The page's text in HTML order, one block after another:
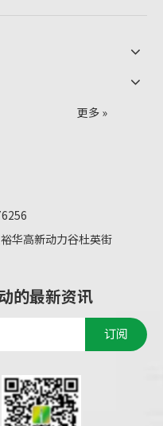
更多 »
华高新动力谷杜英街
的最新资讯
订阅